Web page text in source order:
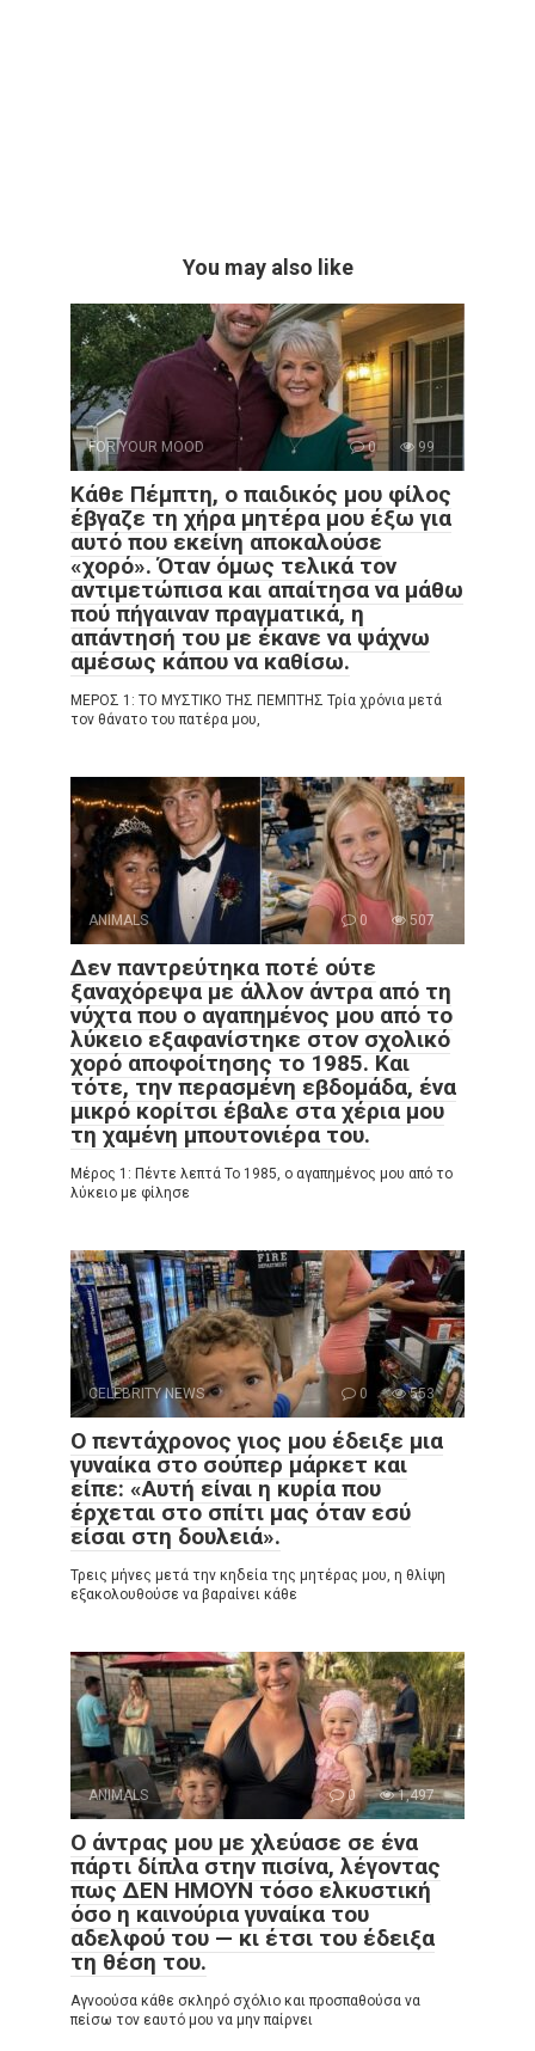
You may also like
FOR YOUR MOOD 0 99
Κάθε Πέμπτη, ο παιδικός μου φίλος
έβγαζε τη χήρα μητέρα μου έξω για
αυτό που εκείνη αποκαλούσε
«χορό». Όταν όμως τελικά τον
αντιμετώπισα και απαίτησα να μάθω
πού πήγαιναν πραγματικά, η
απάντησή του με έκανε να ψάχνω
αμέσως κάπου να καθίσω.
ΜΕΡΟΣ 1: ΤΟ ΜΥΣΤΙΚΟ ΤΗΣ ΠΕΜΠΤΗΣ Τρία χρόνια μετά
τον θάνατο του πατέρα μου,
ANIMALS 0 507
Δεν παντρεύτηκα ποτέ ούτε
ξαναχόρεψα με άλλον άντρα από τη
νύχτα που ο αγαπημένος μου από το
λύκειο εξαφανίστηκε στον σχολικό
χορό αποφοίτησης το 1985. Και
τότε, την περασμένη εβδομάδα, ένα
μικρό κορίτσι έβαλε στα χέρια μου
τη χαμένη μπουτονιέρα του.
Μέρος 1: Πέντε λεπτά Το 1985, ο αγαπημένος μου από το
λύκειο με φίλησε
CELEBRITY NEWS 0 553
Ο πεντάχρονος γιος μου έδειξε μια
γυναίκα στο σούπερ μάρκετ και
είπε: «Αυτή είναι η κυρία που
έρχεται στο σπίτι μας όταν εσύ
είσαι στη δουλειά».
Τρεις μήνες μετά την κηδεία της μητέρας μου, η θλίψη
εξακολουθούσε να βαραίνει κάθε
ANIMALS 0 1,497
Ο άντρας μου με χλεύασε σε ένα
πάρτι δίπλα στην πισίνα, λέγοντας
πως ΔΕΝ ΗΜΟΥΝ τόσο ελκυστική
όσο η καινούρια γυναίκα του
αδελφού του — κι έτσι του έδειξα
τη θέση του.
Αγνοούσα κάθε σκληρό σχόλιο και προσπαθούσα να
πείσω τον εαυτό μου να μην παίρνει